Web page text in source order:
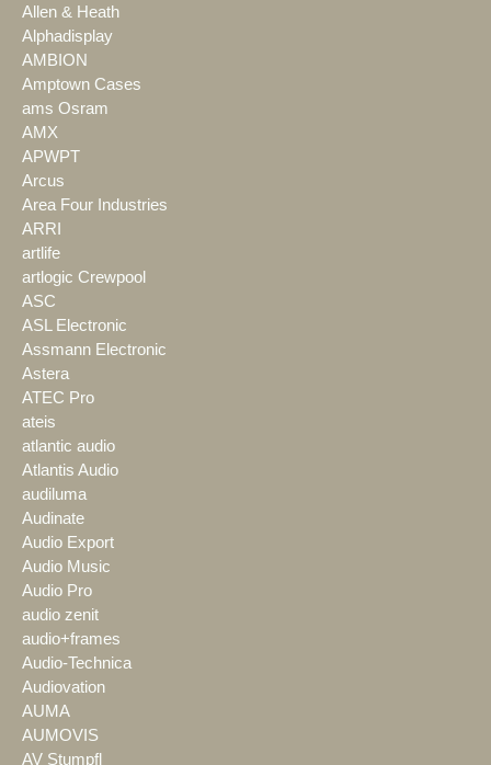
Allen & Heath
Alphadisplay
AMBION
Amptown Cases
ams Osram
AMX
APWPT
Arcus
Area Four Industries
ARRI
artlife
artlogic Crewpool
ASC
ASL Electronic
Assmann Electronic
Astera
ATEC Pro
ateis
atlantic audio
Atlantis Audio
audiluma
Audinate
Audio Export
Audio Music
Audio Pro
audio zenit
audio+frames
Audio-Technica
Audiovation
AUMA
AUMOVIS
AV Stumpfl